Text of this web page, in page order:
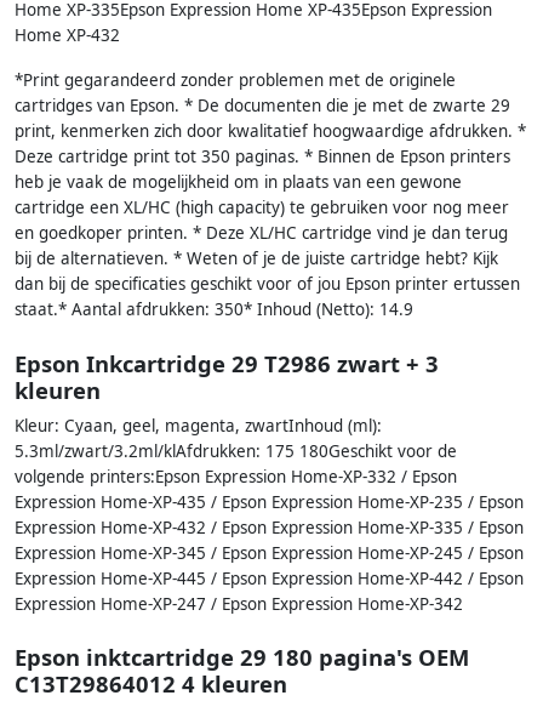
Home XP-335Epson Expression Home XP-435Epson Expression
Home XP-432
*Print gegarandeerd zonder problemen met de originele
cartridges van Epson. * De documenten die je met de zwarte 29
print, kenmerken zich door kwalitatief hoogwaardige afdrukken. *
Deze cartridge print tot 350 paginas. * Binnen de Epson printers
heb je vaak de mogelijkheid om in plaats van een gewone
cartridge een XL/HC (high capacity) te gebruiken voor nog meer
en goedkoper printen. * Deze XL/HC cartridge vind je dan terug
bij de alternatieven. * Weten of je de juiste cartridge hebt? Kijk
dan bij de specificaties geschikt voor of jou Epson printer ertussen
staat.* Aantal afdrukken: 350* Inhoud (Netto): 14.9
Epson Inkcartridge 29 T2986 zwart + 3
kleuren
Kleur: Cyaan, geel, magenta, zwartInhoud (ml):
5.3ml/zwart/3.2ml/klAfdrukken: 175 180Geschikt voor de
volgende printers:Epson Expression Home-XP-332 / Epson
Expression Home-XP-435 / Epson Expression Home-XP-235 / Epson
Expression Home-XP-432 / Epson Expression Home-XP-335 / Epson
Expression Home-XP-345 / Epson Expression Home-XP-245 / Epson
Expression Home-XP-445 / Epson Expression Home-XP-442 / Epson
Expression Home-XP-247 / Epson Expression Home-XP-342
Epson inktcartridge 29 180 pagina's OEM
C13T29864012 4 kleuren